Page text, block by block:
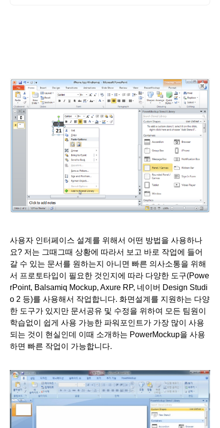
사용자 인터페이스 설계를 위해서 어떤 방법을 사용하나
요? 저는 그때그때 상황에 따라서 보고 바로 작업에 들어
갈 수 있는 문서를 원하는지 아니면 빠른 의사소통을 위해
서 프로토타입이 필요한 것인지에 따라 다양한 도구(Powe
rPoint, Balsamiq Mockup, Axure RP, 네이버 Design Studi
o 2 등)를 사용해서 작업합니다. 화면설계를 지원하는 다양
한 도구가 있지만 문서공유 및 수정을 위하여 모든 팀원이
학습없이 쉽게 사용 가능한 파워포인트가 가장 많이 사용
되는 것이 현실인데 이때 소개하는 PowerMockup을 사용
하면 빠른 작업이 가능합니다.